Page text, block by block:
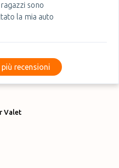
sono
la mia auto
Leggi più recensioni
più recensioni
Valet